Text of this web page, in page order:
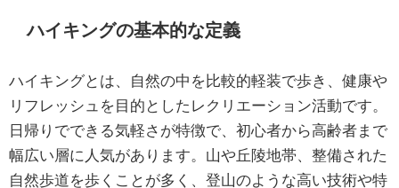
ハイキングの基本的な定義
ハイキングとは、自然の中を比較的軽装で歩き、健康や
リフレッシュを目的としたレクリエーション活動です。
日帰りでできる気軽さが特徴で、初心者から高齢者まで
幅広い層に人気があります。山や丘陵地帯、整備された
自然歩道を歩くことが多く、登山のような高い技術や特